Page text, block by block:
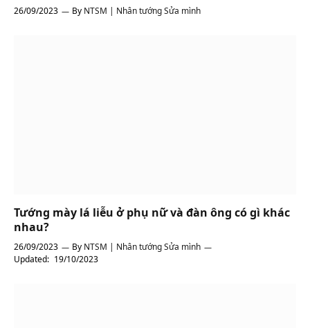
26/09/2023 By NTSM | Nhân tướng Sửa mình
Tướng mày lá liễu ở phụ nữ và đàn ông có gì khác
nhau?
26/09/2023 By NTSM | Nhân tướng Sửa mình
Updated: 19/10/2023